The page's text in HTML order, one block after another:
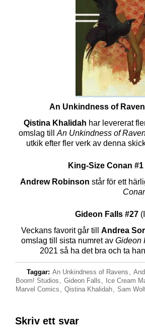
An Unkindness of
Qistina Khalidah har levererat
omslag till An Unkindness of
utkik efter fler verk av denna
King-Size Conan #1
Andrew Robinson står för ett
Gideon Falls #27
Veckans favorit går till Andrea
omslag till sista numret av Gideon
2021 så ha det bra och ta
Taggar: An Unkindness of Ravens ,
Boom! Studios , Gideon Falls , Ice Cream
Marvel Comics , Qistina Khalidah, Sam
Skriv ett svar